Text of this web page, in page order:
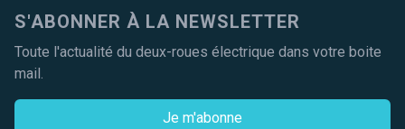
S'ABONNER À LA NEWSLETTER
Toute l'actualité du deux-roues électrique dans votre boite
mail.
Je m'abonne